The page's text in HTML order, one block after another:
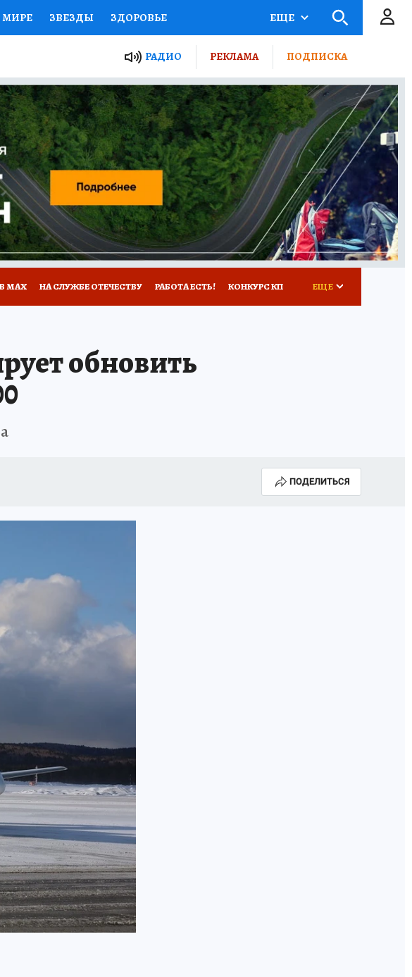
МИРЕ ЗВЕЗДЫ ЗДОРОВЬЕ
ПРОЕКТЫ РОССИИ
ЖЕНСКИЕ СЕКРЕТЫ ПУТЕВОДИТЕЛЬ
ДЕФИЦИТ ЖЕЛЕЗА ТУРИЗМ
У НАС ГИД ПОТРЕБИТЕЛЯ ВСЕ О КП
ЕЩЕ
РАДИО РЕКЛАМА ПОДПИСКА
МАХ НА СЛУЖБЕ ОТЕЧЕСТВУ РАБОТА ЕСТЬ! КОНКУРС КП ЕЩЕ
обновить
ПОДЕЛИТЬСЯ